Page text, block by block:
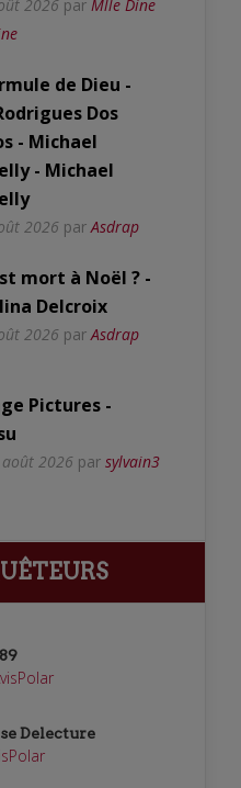
2026 par Mlle Dine
de Dieu -
Dos
- Michael
- Michael
2026 par Asdrap
mort à Noël ? -
Delcroix
2026 par Asdrap
Pictures -
août 2026 par sylvain3
Delecture